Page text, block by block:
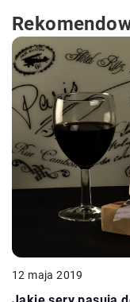
12 maja 2019